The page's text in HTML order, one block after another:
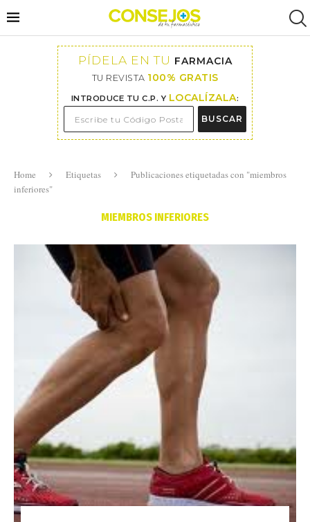
PÍDELA EN TU FARMACIA
TU REVISTA 100% GRATIS
INTRODUCE TU C.P. Y LOCALÍZALA:
BUSCAR
Home Etiquetas
Publicaciones etiquetadas con "miembros
inferiores"
MIEMBROS INFERIORES